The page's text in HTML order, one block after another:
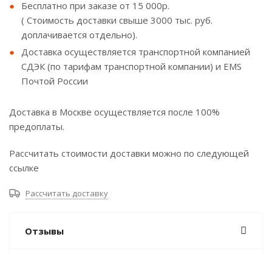
Бесплатно при заказе от 15 000р.
( Стоимость доставки свыше 3000 тыс. руб.
доплачивается отдельно).
Доставка осуществляется транспортной компанией
СДЭК (по тарифам транспортной компании) и EMS
Почтой России
Доставка в Москве осуществляется после 100%
предоплаты.
Рассчитать стоимости доставки можно по следующей
ссылке
Рассчитать доставку
Отзывы